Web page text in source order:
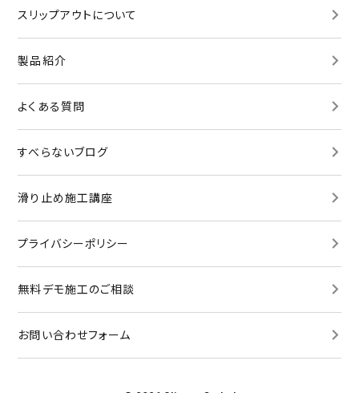
スリップアウトについて
製品紹介
よくある質問
すべらないブログ
滑り止め施工講座
プライバシーポリシー
無料デモ施工のご相談
お問い合わせフォーム